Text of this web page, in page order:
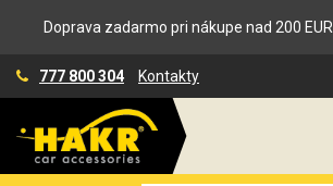
Doprava zadarmo pri nákupe nad 200 EUR.
777 800 304 Kontakty